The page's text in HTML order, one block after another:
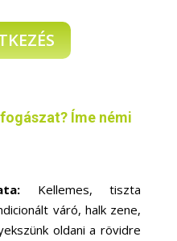
Íme némi
Kellemes, tiszta
váró, halk zene,
oldani a rövidre